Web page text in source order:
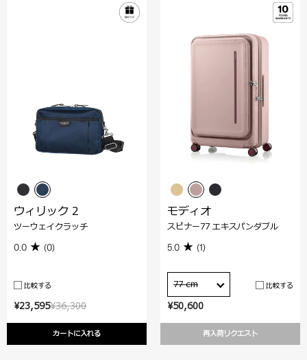
¥36,300
¥23,595
カートに入れる
ウィリック 2
ツーウェイクラッチ
0.0 (0)
比較する
¥50,600
再入荷リクエスト
モディオ
スピナー77 エキスパンダブル
5.0 (1)
77 cm 比較する